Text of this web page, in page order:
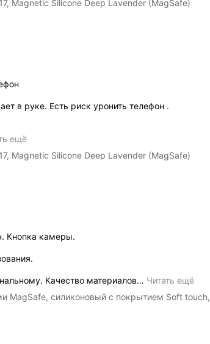
Magnetic Silicone Deep Lavender (MagSafe)
в руке. Есть риск уронить телефон .
ещё
Magnetic Silicone Deep Lavender (MagSafe)
Кнопка камеры.
Качество материалов… Читать ещё
MagSafe, силиконовый с покрытием Soft touch,